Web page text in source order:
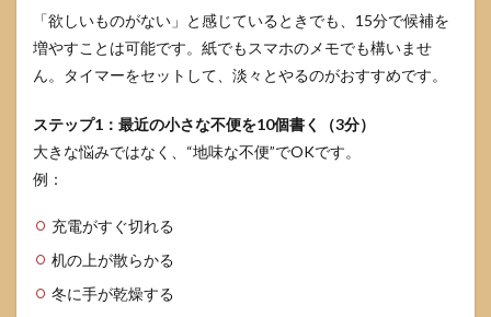
「欲しいものがない」と感じているときでも、15分で候補を
増やすことは可能です。紙でもスマホのメモでも構いませ
ん。タイマーをセットして、淡々とやるのがおすすめです。
ステップ1：最近の小さな不便を10個書く（3分）
大きな悩みではなく、“地味な不便”でOKです。
例：
充電がすぐ切れる
机の上が散らかる
冬に手が乾燥する